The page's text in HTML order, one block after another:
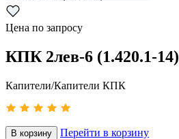
Цена по запросу
КПК 2лев-6 (1.420.1-14)
Капители/Капители КПК
В корзину Перейти в корзину